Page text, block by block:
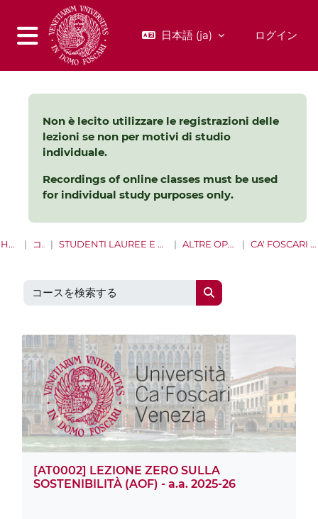
メインコンテンツへスキップする
サイドパネル
日本語 ‎(ja)‎ ログイン
Non è lecito utilizzare le registrazioni delle
lezioni se non per motivi di studio
individuale.
Recordings of online classes must be used
for individual study purposes only.
HOME コース STUDENTI LAUREE E LAUREE MAGISTRALI ALTRE OPPORTUNITÀ CA' FOSCARI SOSTENIBILE
コースを検索する
コースを検索する
[AT0002] LEZIONE ZERO SULLA
SOSTENIBILITÀ (AOF) - a.a. 2025-26